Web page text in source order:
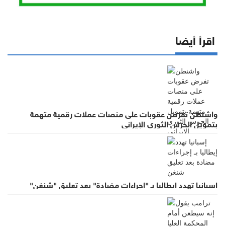
اقرأ أيضا
واشنطن تفرض عقوبات على منصات عملات رقمية متهمة
بتمويل الحرس الثوري الإيراني
إسبانيا تهدد إيطاليا بـ "إجراءات مضادة" بعد تعليق "شنغن"